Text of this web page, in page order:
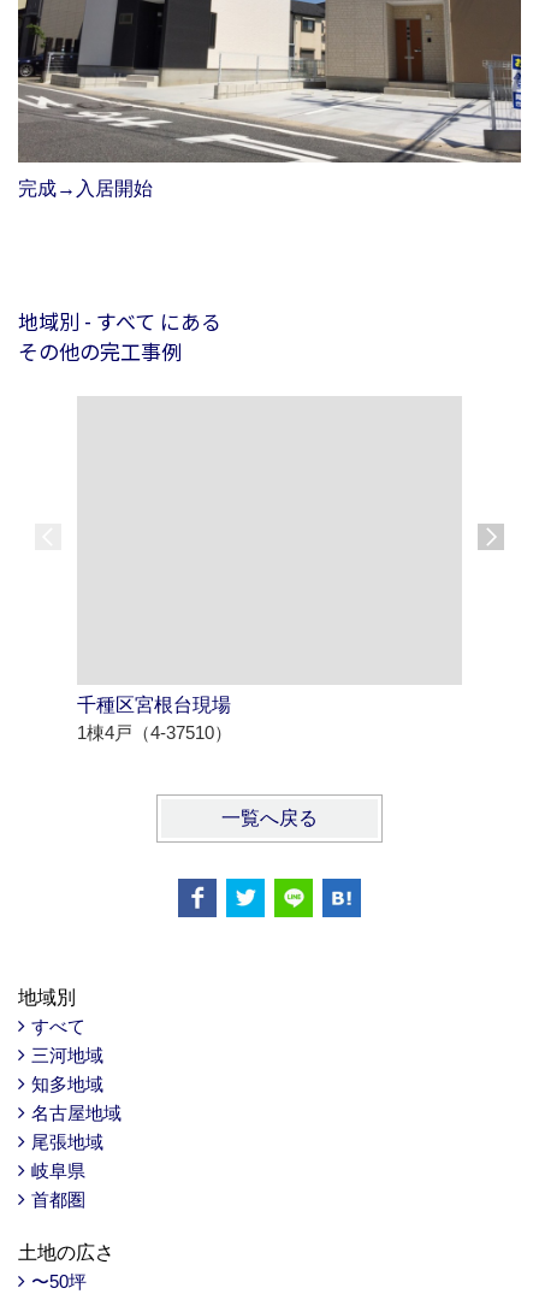
完成→入居開始
地域別 - すべて にある
その他の完工事例
千種区宮根台現場
1棟4戸（4-37510）
一覧へ戻る
地域別
すべて
三河地域
知多地域
名古屋地域
尾張地域
岐阜県
首都圏
土地の広さ
〜50坪